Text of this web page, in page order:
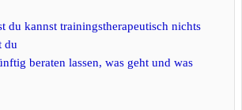
du kannst trainingstherapeutisch nichts
du
beraten lassen, was geht und was